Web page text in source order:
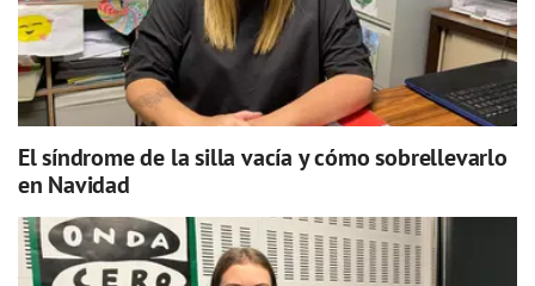
El síndrome de la silla vacía y cómo sobrellevarlo
en Navidad